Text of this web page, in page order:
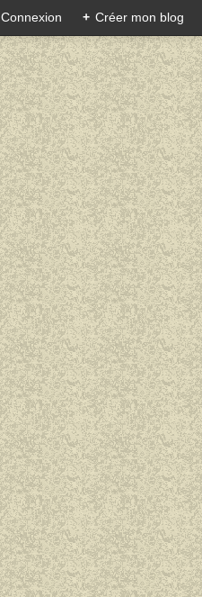
Connexion + Créer mon blog